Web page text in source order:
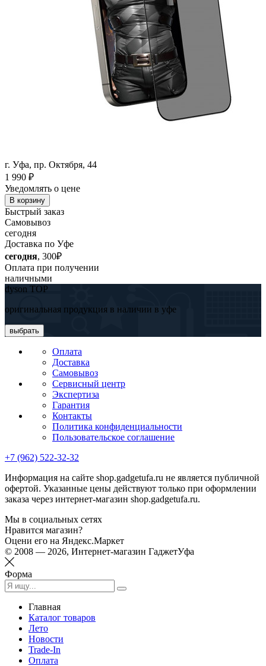
г. Уфа, пр. Октября, 44
1 990 ₽
Уведомлять о цене
В корзину
Быстрый заказ
Самовывоз
сегодня
Доставка по Уфе
сегодня, 300₽
Оплата при получении
наличными
dyson TOP
оригинальная продукция в наличии в уфе
выбрать
Оплата
Доставка
Самовывоз
Сервисный центр
Экспертиза
Гарантия
Контакты
Политика конфиденциальности
Пользовательское соглашение
+7 (962) 522-32-32
Информация на сайте shop.gadgetufa.ru не является публичной
офертой. Указанные цены действуют только при оформлении
заказа через интернет-магазин shop.gadgetufa.ru.
Мы в социальных сетях
Нравится магазин?
Оцени его на Яндекс.Маркет
© 2008 — 2026, Интернет-магазин ГаджетУфа
Форма
Главная
Каталог товаров
Лето
Новости
Trade-In
Оплата